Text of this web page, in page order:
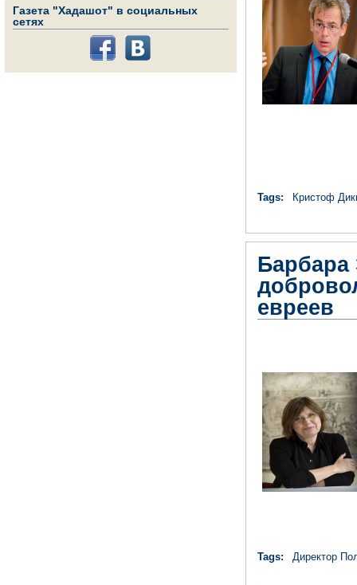
Газета "Хадашот" в социальных
сетях
Tags: Кристоф
Барбара
евреев
Tags: Директор